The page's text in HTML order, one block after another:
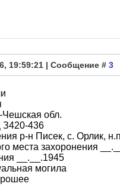
19:59:21 | Сообщение # 3
обл.
436
р-н Писек, с. Орлик,
места захоронения
__.__.1945
могила